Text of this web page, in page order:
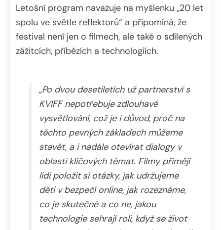
Letošní program navazuje na myšlenku „20 let
spolu ve světle reflektorů“ a připomíná, že
festival není jen o filmech, ale také o sdílených
zážitcích, příbězích a technologiích.
„Po dvou desetiletích už partnerství s
KVIFF nepotřebuje zdlouhavé
vysvětlování, což je i důvod, proč na
těchto pevných základech můžeme
stavět, a i nadále otevírat dialogy v
oblasti klíčových témat. Filmy přimějí
lidi položit si otázky, jak udržujeme
děti v bezpečí online, jak rozeznáme,
co je skutečné a co ne, jakou
technologie sehrají roli, když se život